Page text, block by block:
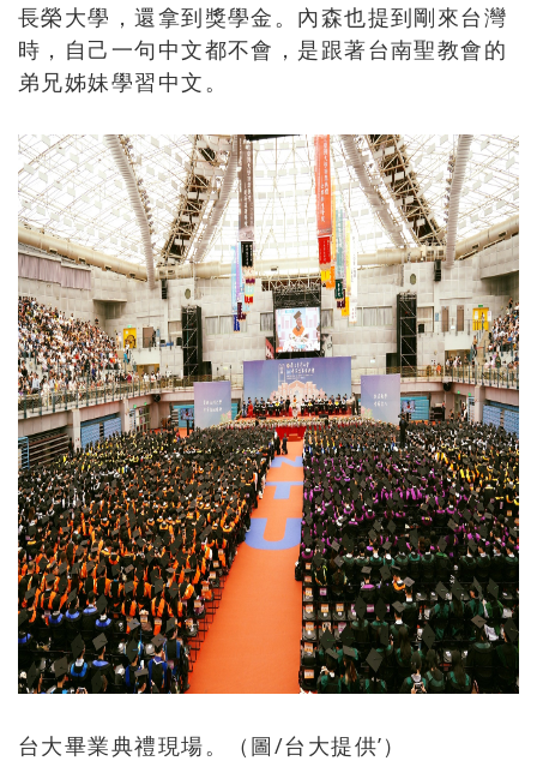
長榮大學，還拿到獎學金。內森也提到剛來台灣
時，自己一句中文都不會，是跟著台南聖教會的
弟兄姊妹學習中文。
台大畢業典禮現場。（圖/台大提供’）